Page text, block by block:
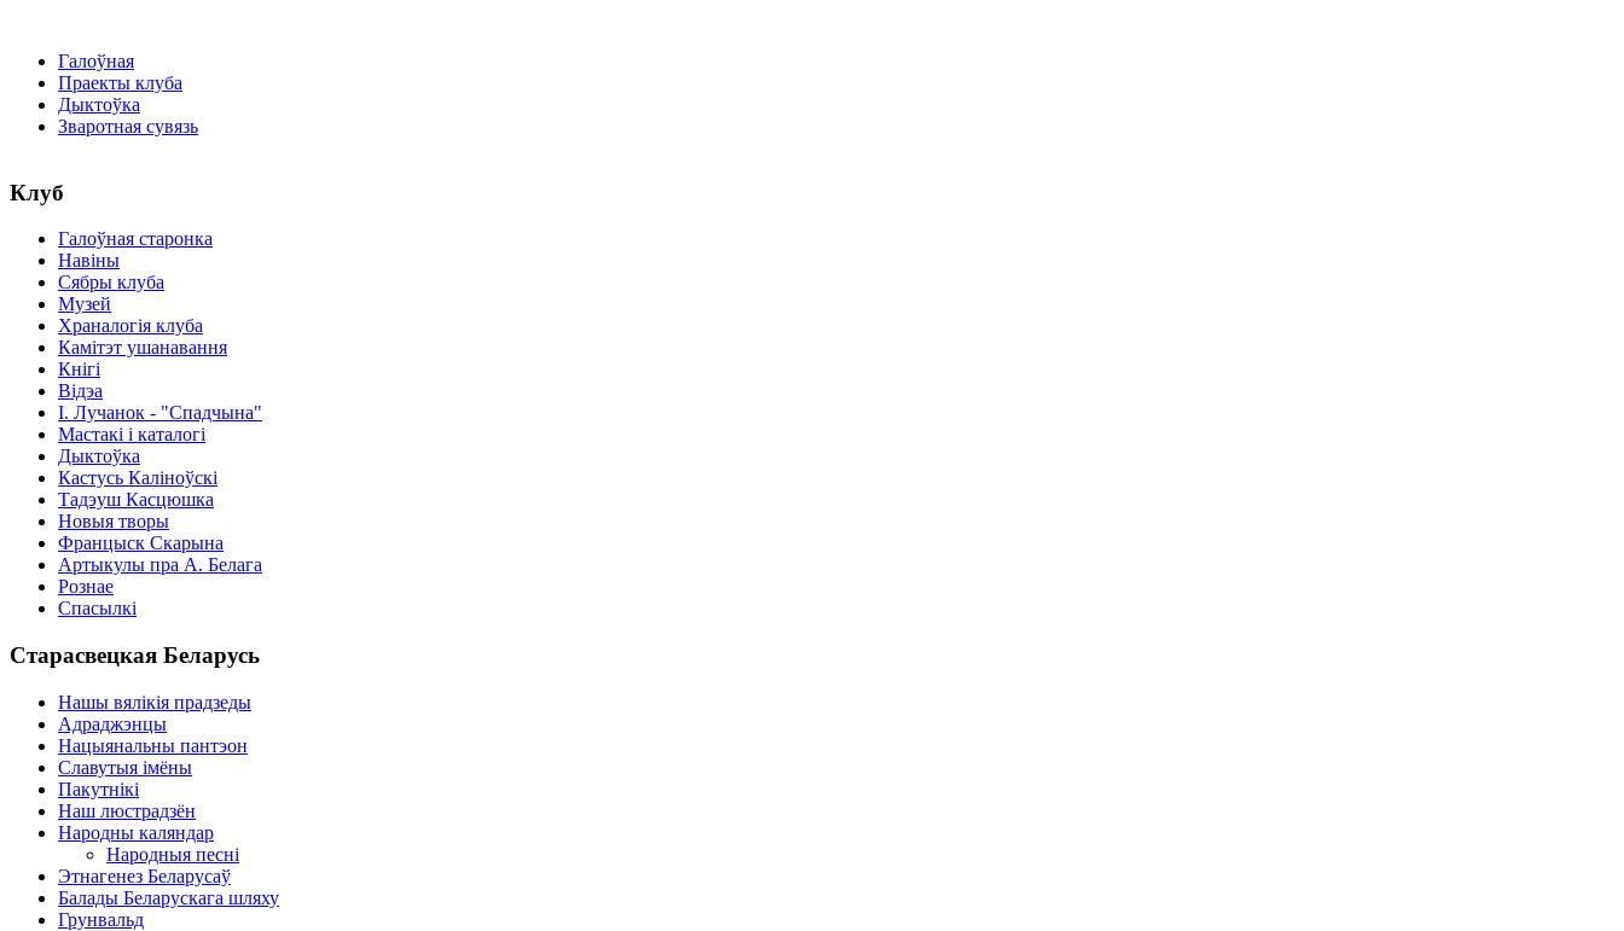
Галоўная
Праекты клуба
Дыктоўка
Зваротная сувязь
Клуб
Галоўная старонка
Навіны
Сябры клуба
Музей
Храналогія клуба
Камітэт ушанавання
Кнігі
Відэа
І. Лучанок - "Спадчына"
Мастакі i каталогi
Дыктоўка
Кастусь Каліноўскі
Тадэуш Касцюшка
Новыя творы
Францыск Скарына
Артыкулы пра А. Белага
Рознае
Спасылкі
Старасвецкая Беларусь
Нашы вялікія прадзеды
Адраджэнцы
Нацыянальны пантэон
Славутыя імёны
Пакутнікі
Наш люстрадзён
Народны каляндар
Народныя песні
Этнагенез Беларусаў
Балады Беларускага шляху
Грунвальд